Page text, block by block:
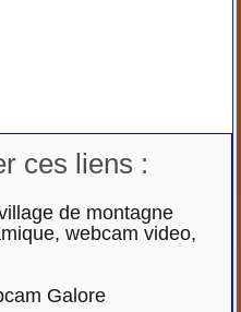
ces liens :
de montagne
webcam video,
Galore